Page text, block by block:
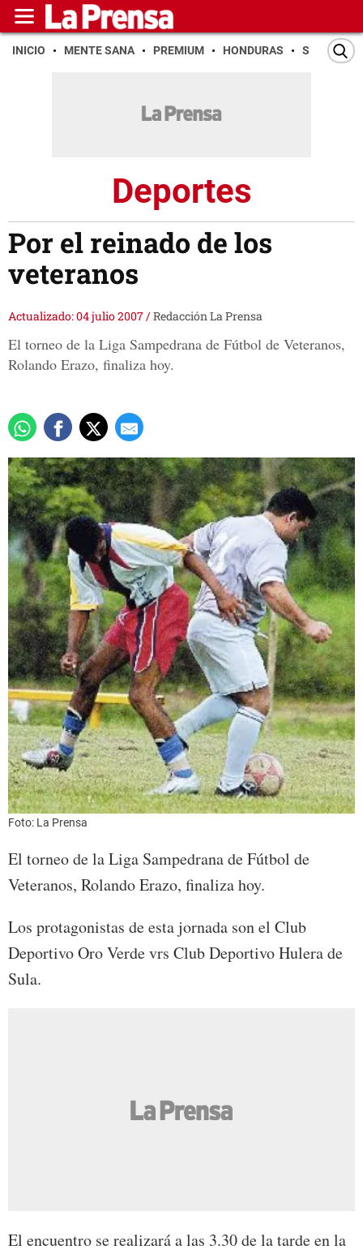
INICIO MENTE SANA PREMIUM HONDURAS SAN PEDRO
Deportes
Por el reinado de los
veteranos
Actualizado: 04 julio 2007/Redacción La Prensa
El torneo de la Liga Sampedrana de Fútbol de Veteranos,
Rolando Erazo, finaliza hoy.
Foto: La Prensa
El torneo de la Liga Sampedrana de Fútbol de
Veteranos, Rolando Erazo, finaliza hoy.
Los protagonistas de esta jornada son el Club
Deportivo Oro Verde vrs Club Deportivo Hulera de
Sula.
El encuentro se realizará a las 3.30 de la tarde en la